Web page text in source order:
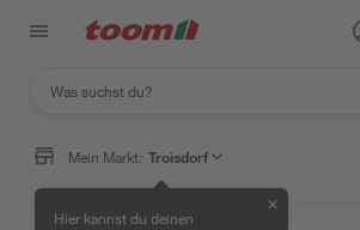
Mein Markt: Troisdorf
Hier kannst du deinen
✕